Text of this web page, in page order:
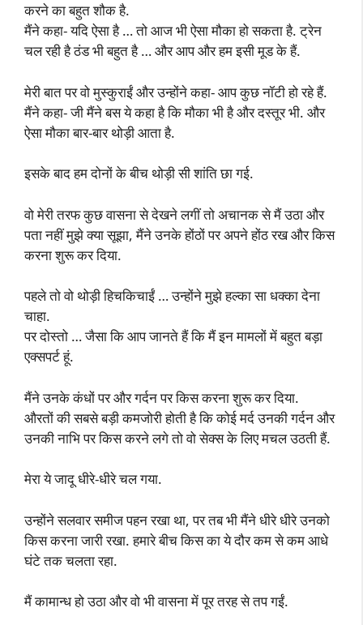
करने का बहुत शौक है.
मैंने कहा- यदि ऐसा है … तो आज भी ऐसा मौका हो सकता है. ट्रेन
चल रही है ठंड भी बहुत है … और आप और हम इसी मूड के हैं.
मेरी बात पर वो मुस्कुराईं और उन्होंने कहा- आप कुछ नॉटी हो रहे हैं.
मैंने कहा- जी मैंने बस ये कहा है कि मौका भी है और दस्तूर भी. और
ऐसा मौका बार-बार थोड़ी आता है.
इसके बाद हम दोनों के बीच थोड़ी सी शांति छा गई.
वो मेरी तरफ कुछ वासना से देखने लगीं तो अचानक से मैं उठा और
पता नहीं मुझे क्या सूझा, मैंने उनके होंठों पर अपने होंठ रख और किस
करना शुरू कर दिया.
पहले तो वो थोड़ी हिचकिचाईं … उन्होंने मुझे हल्का सा धक्का देना
चाहा.
पर दोस्तो … जैसा कि आप जानते हैं कि मैं इन मामलों में बहुत बड़ा
एक्सपर्ट हूं.
मैंने उनके कंधों पर और गर्दन पर किस करना शुरू कर दिया.
औरतों की सबसे बड़ी कमजोरी होती है कि कोई मर्द उनकी गर्दन और
उनकी नाभि पर किस करने लगे तो वो सेक्स के लिए मचल उठती हैं.
मेरा ये जादू धीरे-धीरे चल गया.
उन्होंने सलवार समीज पहन रखा था, पर तब भी मैंने धीरे धीरे उनको
किस करना जारी रखा. हमारे बीच किस का ये दौर कम से कम आधे
घंटे तक चलता रहा.
मैं कामान्ध हो उठा और वो भी वासना में पूर तरह से तप गईं.